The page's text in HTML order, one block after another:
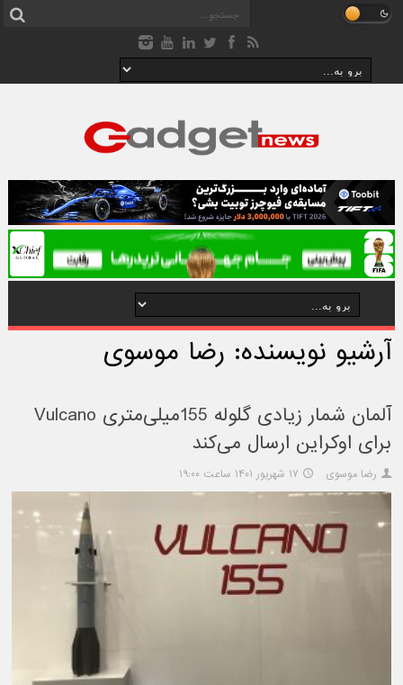
آرشیو نویسنده: رضا موسوی
آلمان شمار زیادی گلوله 155میلی‌متری Vulcano
برای اوکراین ارسال می‌کند
رضا موسوی ۱۷ شهریور ۱۴۰۱ ساعت ۱۹:۰۰